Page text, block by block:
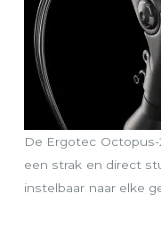
De Ergotec
een strak en direct
instelbaar naar elke